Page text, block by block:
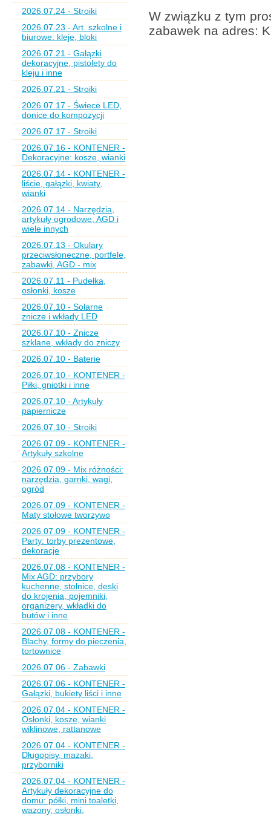
2026.07.24 - Stroiki
2026.07.23 - Art. szkolne i
biurowe: kleje, bloki
2026.07.21 - Gałązki
dekoracyjne, pistolety do
kleju i inne
2026.07.21 - Stroiki
2026.07.17 - Świece LED,
donice do kompozycji
2026.07.17 - Stroiki
2026.07.16 - KONTENER -
Dekoracyjne: kosze, wianki
2026.07.14 - KONTENER -
liście, gałązki, kwiaty,
wianki
2026.07.14 - Narzędzia,
artykuły ogrodowe, AGD i
wiele innych
2026.07.13 - Okulary
przeciwsłoneczne, portfele,
zabawki, AGD - mix
2026.07.11 - Pudełka,
osłonki, kosze
2026.07.10 - Solarne
znicze i wkłady LED
2026.07.10 - Znicze
szklane, wkłady do zniczy
2026.07.10 - Baterie
2026.07.10 - KONTENER -
Piłki, gniotki i inne
2026.07.10 - Artykuły
papiernicze
2026.07.10 - Stroiki
2026.07.09 - KONTENER -
Artykuły szkolne
2026.07.09 - Mix różności:
narzędzia, garnki, wagi,
ogród
2026.07.09 - KONTENER -
Maty stołowe tworzywo
2026.07.09 - KONTENER -
Party: torby prezentowe,
dekoracje
2026.07.08 - KONTENER -
Mix AGD: przybory
kuchenne, stolnice, deski
do krojenia, pojemniki,
organizery, wkładki do
butów i inne
2026.07.08 - KONTENER -
Blachy, formy do pieczenia,
tortownice
2026.07.06 - Zabawki
2026.07.06 - KONTENER -
Gałązki, bukiety liści i inne
2026.07.04 - KONTENER -
Osłonki, kosze, wianki
wiklinowe, rattanowe
2026.07.04 - KONTENER -
Długopisy, mazaki,
przyborniki
2026.07.04 - KONTENER -
Artykuły dekoracyjne do
domu: półki, mini toaletki,
wazony, osłonki,
W związku z tym
zabawek na adres: